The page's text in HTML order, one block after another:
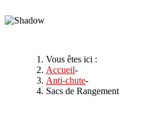
Vous êtes ici :
Accueil-
Anti-chute-
Sacs de Rangement